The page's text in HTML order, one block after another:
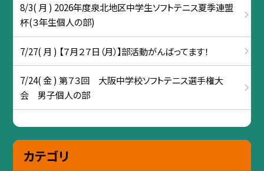
8/3( 月 ) 2026年度泉北地区中学生ソフトテニス夏季連盟
杯(３年生個人の部)
7/27( 月 ) 【７月２７日（月）】部活動がんばってます！
7/24( 金 ) 第７３回 大阪中学校ソフトテニス選手権大
会 男子個人の部
カテゴリ